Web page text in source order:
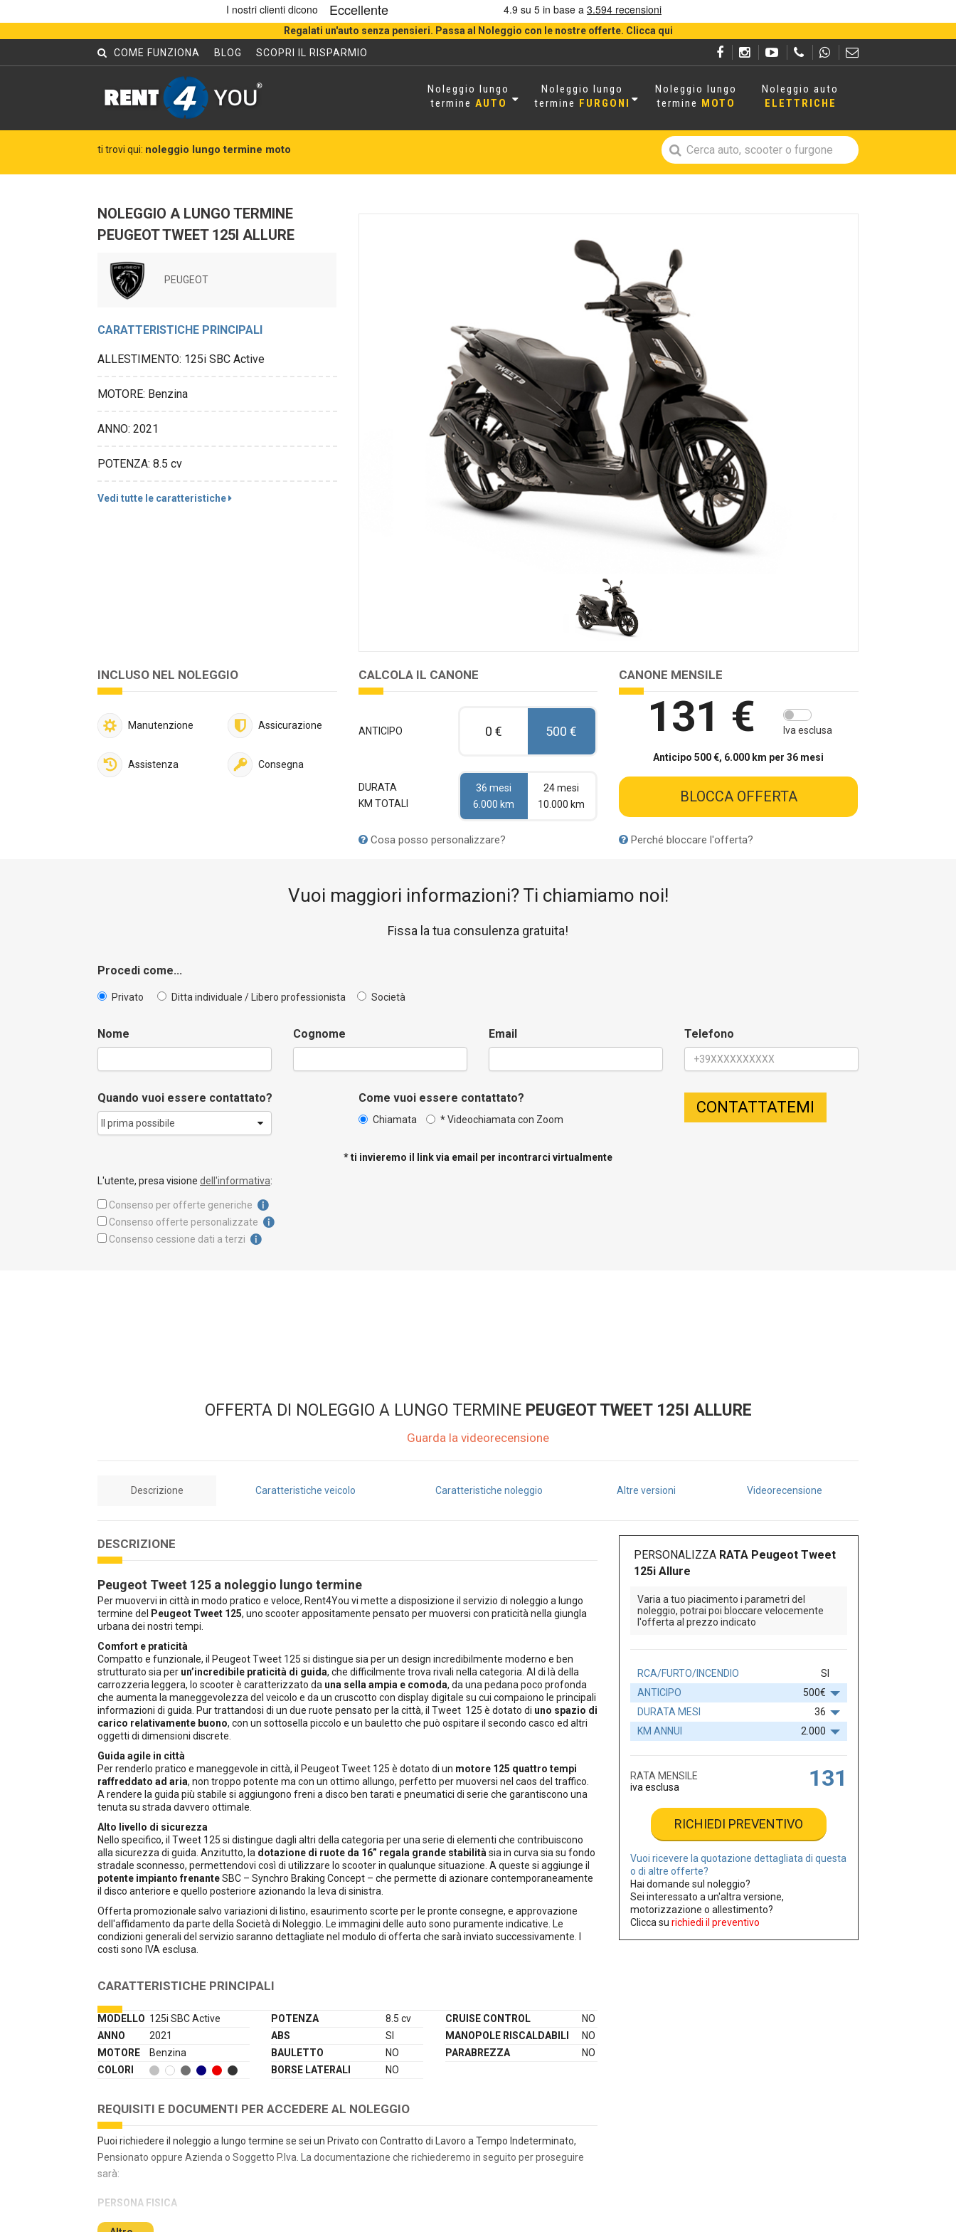
Regalati un'auto senza pensieri. Passa al Noleggio con le nostre offerte. Clicca qui
COME FUNZIONA
BLOG SCOPRI IL RISPARMIO
Noleggio lungo
termine AUTO
Noleggio lungo
termine FURGONI
Noleggio lungo
termine MOTO
Noleggio auto
ELETTRICHE
ti trovi qui: noleggio lungo termine moto
NOLEGGIO A LUNGO TERMINE
PEUGEOT TWEET 125I ALLURE
PEUGEOT
CARATTERISTICHE PRINCIPALI
ALLESTIMENTO: 125i SBC Active
MOTORE: Benzina
ANNO: 2021
POTENZA: 8.5 cv
Vedi tutte le caratteristiche
INCLUSO NEL NOLEGGIO
Manutenzione Assicurazione
Assistenza Consegna
CALCOLA IL CANONE
ANTICIPO 0 € 500 €
DURATA
KM TOTALI
36 mesi
6.000 km
24 mesi
10.000 km
CANONE MENSILE
131 € Iva esclusa
Anticipo500 €, 6.000 km per 36 mesi
BLOCCA OFFERTA
Cosa posso personalizzare? Perché bloccare l'offerta?
Vuoi maggiori informazioni? Ti chiamiamo noi!
Fissa la tua consulenza gratuita!
Procedi come...
Privato Ditta individuale / Libero professionista Società
Nome Cognome Email Telefono
Quando vuoi essere contattato? Come vuoi essere contattato?
Chiamata *Videochiamata con Zoom
CONTATTATEMI
* ti invieremo il link via email per incontrarci virtualmente
L'utente, presa visione dell'informativa:
Consenso per offerte generiche
Consenso offerte personalizzate
Consenso cessione dati a terzi
OFFERTA DI NOLEGGIO A LUNGO TERMINE PEUGEOT TWEET 125I ALLURE
Guarda la videorecensione
Descrizione Caratteristiche veicolo Caratteristiche noleggio Altre versioni Videorecensione
DESCRIZIONE
Peugeot Tweet 125 a noleggio lungo termine
Per muovervi in città in modo pratico e veloce, Rent4You vi mette a disposizione il servizio di noleggio a lungo
termine del
Peugeot Tweet 125, uno scooter appositamente pensato per muoversi con praticità nella giungla
urbana dei nostri tempi.
Comfort e praticità
Compatto e funzionale, il Peugeot Tweet 125 si distingue sia per un design incredibilmente moderno e ben
strutturato sia per un’incredibile praticità di guida, che difficilmente trova rivali nella categoria. Al di là della
carrozzeria leggera, lo scooter è caratterizzato da una sella ampia e comoda, da una pedana poco profonda
che aumenta la maneggevolezza del veicolo e da un cruscotto con display digitale su cui compaiono le principali
informazioni di guida. Pur trattandosi di un due ruote pensato per la città, il Tweet 125 è dotato di uno spazio di
carico relativamente buono, con un sottosella piccolo e un bauletto che può ospitare il secondo casco ed altri
oggetti di dimensioni discrete.
Guida agile in città
Per renderlo pratico e maneggevole in città, il Peugeot Tweet 125 è dotato di un motore 125 quattro tempi
raffreddato ad aria, non troppo potente ma con un ottimo allungo, perfetto per muoversi nel caos del traffico.
A rendere la guida più stabile si aggiungono freni a disco ben tarati e pneumatici di serie che garantiscono una
tenuta su strada davvero ottimale.
Alto livello di sicurezza
Nello specifico, il Tweet 125 si distingue dagli altri della categoria per una serie di elementi che contribuiscono
alla sicurezza di guida. Anzitutto, la dotazione di ruote da 16” regala grande stabilità sia in curva sia su fondo
stradale sconnesso, permettendovi così di utilizzare lo scooter in qualunque situazione. A queste si aggiunge il
potente impianto frenanteSBC – Synchro Braking Concept – che permette di azionare contemporaneamente
il disco anteriore e quello posteriore azionando la leva di sinistra.
Offerta promozionale salvo variazioni di listino, esaurimento scorte per le pronte consegne, e approvazione
dell'affidamento da parte della Società di Noleggio. Le immagini delle auto sono puramente indicative. Le
condizioni generali del servizio saranno dettagliate nel modulo di offerta che sarà inviato successivamente. I
costi sono IVA esclusa.
CARATTERISTICHE PRINCIPALI
MODELLO 125i SBC Active
ANNO
2021
MOTORE
Benzina
COLORI
POTENZA
8.5 cv
ABS
SI
BAULETTO
NO
BORSE LATERALI
NO
CRUISE CONTROL
NO
MANOPOLE RISCALDABILI
NO
PARABREZZA
NO
REQUISITI E DOCUMENTI PER ACCEDERE AL NOLEGGIO
Puoi richiedere il noleggio a lungo termine se sei un Privato con Contratto di Lavoro a Tempo Indeterminato,
Pensionato oppure Azienda o Soggetto P.Iva. La documentazione che richiederemo in seguito per proseguire
sarà:
PERSONA FISICA
PERSONALIZZA RATA Peugeot Tweet
125i Allure
Varia a tuo piacimento i parametri del
noleggio, potrai poi bloccare velocemente
l'offerta al prezzo indicato
RCA/FURTO/INCENDIO
SI
ANTICIPO
500€
DURATA MESI
36
KM ANNUI
2.000
RATA MENSILE
iva esclusa
131
RICHIEDI PREVENTIVO
Vuoi ricevere la quotazione dettagliata di questa
o di altre offerte?
Hai domande sul noleggio?
Sei interessato a un'altra versione,
motorizzazione o allestimento?
Clicca surichiedi il preventivo